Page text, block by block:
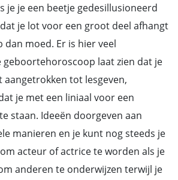
je je een beetje gedesillusioneerd
je lot voor een groot deel afhangt
dan moed. Er is hier veel
geboortehoroscoop laat zien dat je
tot lesgeven,
je met een liniaal voor een
staan. Ideeën doorgeven aan
manieren en je kunt nog steeds je
acteur of actrice te worden als je
anderen te onderwijzen terwijl je